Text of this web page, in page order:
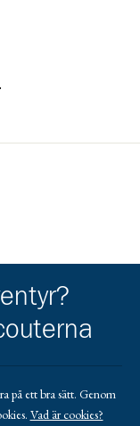
på ett bra sätt. Genom
Vad är cookies?